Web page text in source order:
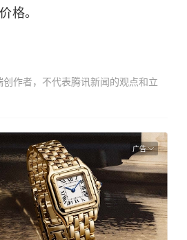
格。
作者，不代表腾讯新闻的观点和立
广告